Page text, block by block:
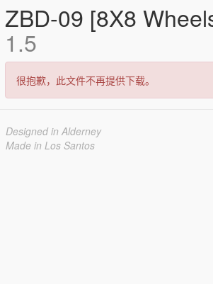
ZBD-09 [8X8
1.5
很抱歉，此文件不再提供下载。
Designed in Alderney
Made in Los Santos